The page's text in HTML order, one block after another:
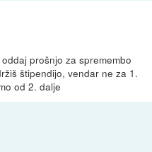
prošnjo za spremembo
štipendijo, vendar ne za 1.
od 2. dalje